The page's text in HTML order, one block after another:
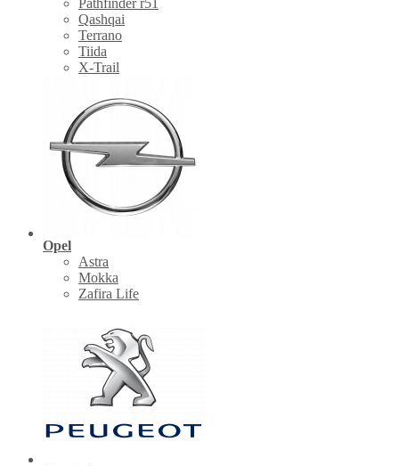
Pathfinder r51
Qashqai
Terrano
Tiida
X-Trail
Opel
Astra
Mokka
Zafira Life